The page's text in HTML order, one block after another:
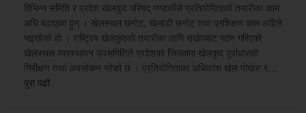
विभिन्न समिति र प्रदेश खेलकुद परिषद् गण्डकीले प्रतियोगिताको तयारीका काम
अघि बढाएका हुन् । खेलस्थल छनोट, खेलाडी छनोट तथा प्रशिक्षण काम अहिले
भइरहेको हो । राष्ट्रिय खेलकुदको तयारीका लागि राखेपबाट गठन गरिएको
खेलस्थल व्यवस्थापन उपसमितिले प्रदेशका जिल्लामा खेलकुद पूर्वाधारको
निरीक्षण तथा अवलोकन गरेको छ । प्रतियोगिताका अधिकांश खेल पोखरा र…
पुरा पढौ